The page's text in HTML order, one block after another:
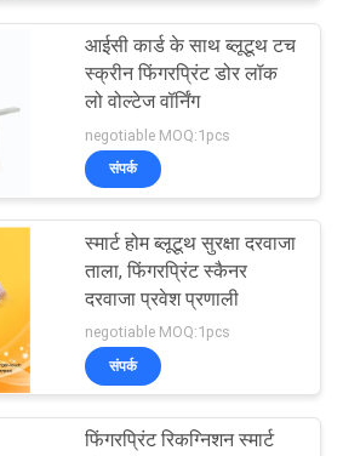
आईसी कार्ड के साथ ब्लूटूथ टच
स्क्रीन फिंगरप्रिंट डोर लॉक
लो वोल्टेज वॉर्निंग
negotiable MOQ:1pcs
संपर्क
स्मार्ट होम ब्लूटूथ सुरक्षा दरवाजा
ताला, फिंगरप्रिंट स्कैनर
दरवाजा प्रवेश प्रणाली
negotiable MOQ:1pcs
संपर्क
फिंगरप्रिंट रिकग्निशन स्मार्ट